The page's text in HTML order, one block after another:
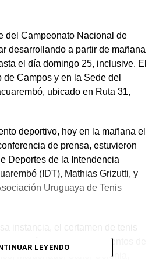
del Campeonato Nacional de
desarrollando a partir de mañana
el día domingo 25, inclusive. El
Campos y en la Sede del
ubicado en Ruta 31,
deportivo, hoy en la mañana el
de prensa, estuvieron
Deportes de la Intendencia
(IDT), Mathias Grizutti, y
Uruguaya de Tenis
el país de los departamentos de
Maldonado, Salto, Colonia,
LEYENDO